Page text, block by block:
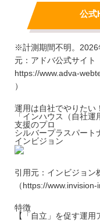
公式
※計測期間不明。2026
元：アドバ公式サイト
https://www.adva-
）
運用は自社でやりたい！
「インハウス（自社運
支援のプロ
シルバープラスパート
インビジョン
引用元：インビジョン
（https://www.invision-
特徴
【「自立」を促す運用